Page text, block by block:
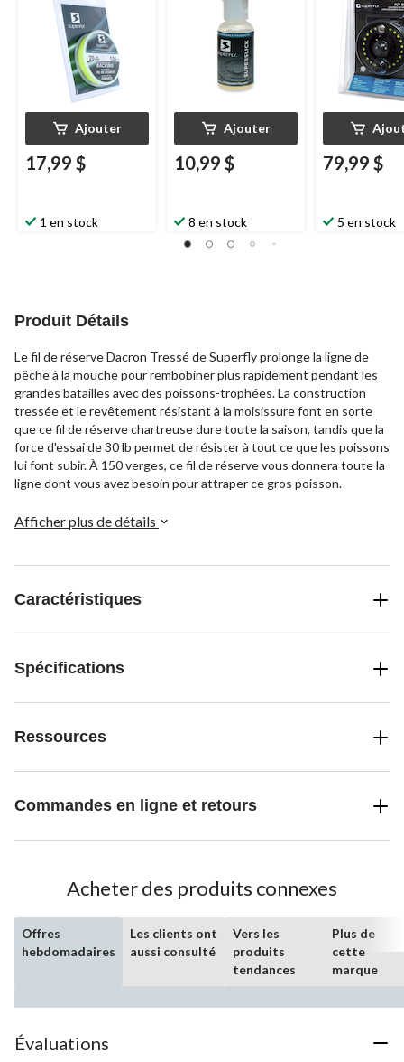
Ajouter
17,99 $
1 en stock
Ajouter
10,99 $
8 en stock
79,99 $
5 en stock
Produit Détails
Le fil de réserve Dacron Tressé de Superfly prolonge la ligne de
pêche à la mouche pour rembobiner plus rapidement pendant les
grandes batailles avec des poissons-trophées. La construction
tressée et le revêtement résistant à la moisissure font en sorte
que ce fil de réserve chartreuse dure toute la saison, tandis que la
force d'essai de 30 lb permet de résister à tout ce que les poissons
lui font subir. À 150 verges, ce fil de réserve vous donnera toute la
ligne dont vous avez besoin pour attraper ce gros poisson.
Afficher plus de détails
Caractéristiques
Spécifications
Ressources
Commandes en ligne et retours
Acheter des produits connexes
Offres
hebdomadaires
Les clients ont
aussi consulté
Vers les
produits
tendances
Plus de
cette
marque
Évaluations